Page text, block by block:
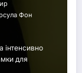
Фон
інтенсивно
для